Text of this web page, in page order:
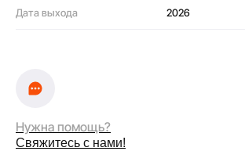
Дата выхода 2026
Нужна помощь?
Свяжитесь с нами!